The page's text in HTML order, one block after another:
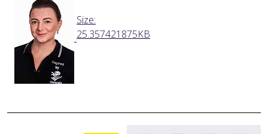
Click
to
Size:
25.357421875KB